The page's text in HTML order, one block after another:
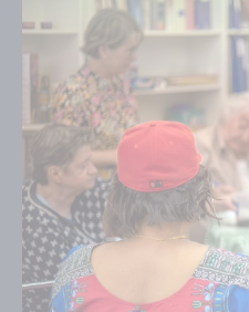
de
couverture